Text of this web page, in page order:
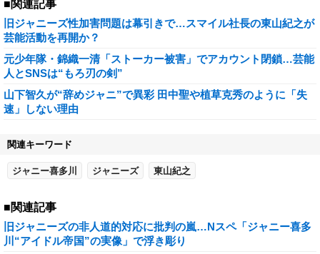
■関連記事
旧ジャニーズ性加害問題は幕引きで…スマイル社長の東山紀之が
芸能活動を再開か？
元少年隊・錦織一清「ストーカー被害」でアカウント閉鎖…芸能
人とSNSは“もろ刃の剣”
山下智久が“辞めジャニ”で異彩 田中聖や植草克秀のように「失
速」しない理由
関連キーワード
ジャニー喜多川 ジャニーズ 東山紀之
■関連記事
旧ジャニーズの非人道的対応に批判の嵐…Nスペ「ジャニー喜多
川“アイドル帝国”の実像」で浮き彫り